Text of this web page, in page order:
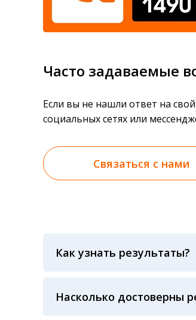
Часто задаваемые
Если вы не нашли ответ на
социальных сетях или
Связаться с нами
Как узнать результаты?
анализов при предъявлении
Насколько достоверны
Гарантия качества